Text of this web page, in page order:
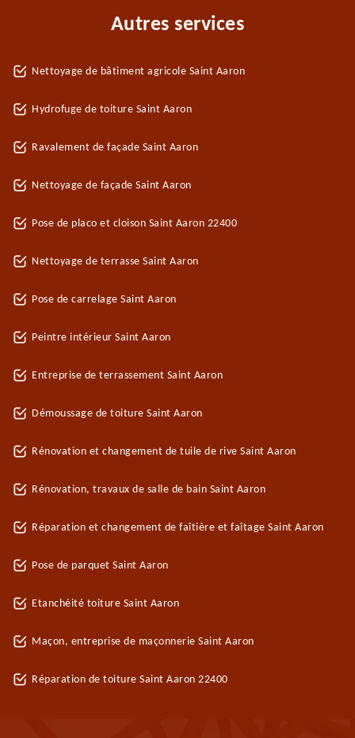
Autres services
Nettoyage de bâtiment agricole Saint Aaron
Hydrofuge de toiture Saint Aaron
Ravalement de façade Saint Aaron
Nettoyage de façade Saint Aaron
Pose de placo et cloison Saint Aaron 22400
Nettoyage de terrasse Saint Aaron
Pose de carrelage Saint Aaron
Peintre intérieur Saint Aaron
Entreprise de terrassement Saint Aaron
Démoussage de toiture Saint Aaron
Rénovation et changement de tuile de rive Saint Aaron
Rénovation, travaux de salle de bain Saint Aaron
Réparation et changement de faîtière et faîtage Saint Aaron
Pose de parquet Saint Aaron
Etanchéité toiture Saint Aaron
Maçon, entreprise de maçonnerie Saint Aaron
Réparation de toiture Saint Aaron 22400